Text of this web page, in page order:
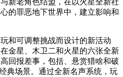
新老角色结盟，在以火星全新社
的罪恶地下世界中，建立影响和
和可调整挑战而设计的新活动
金星、木卫二和火星的六张全新
回报差事，包括、悬赏猎啥和破
典场景。通过全新名声系统，玩